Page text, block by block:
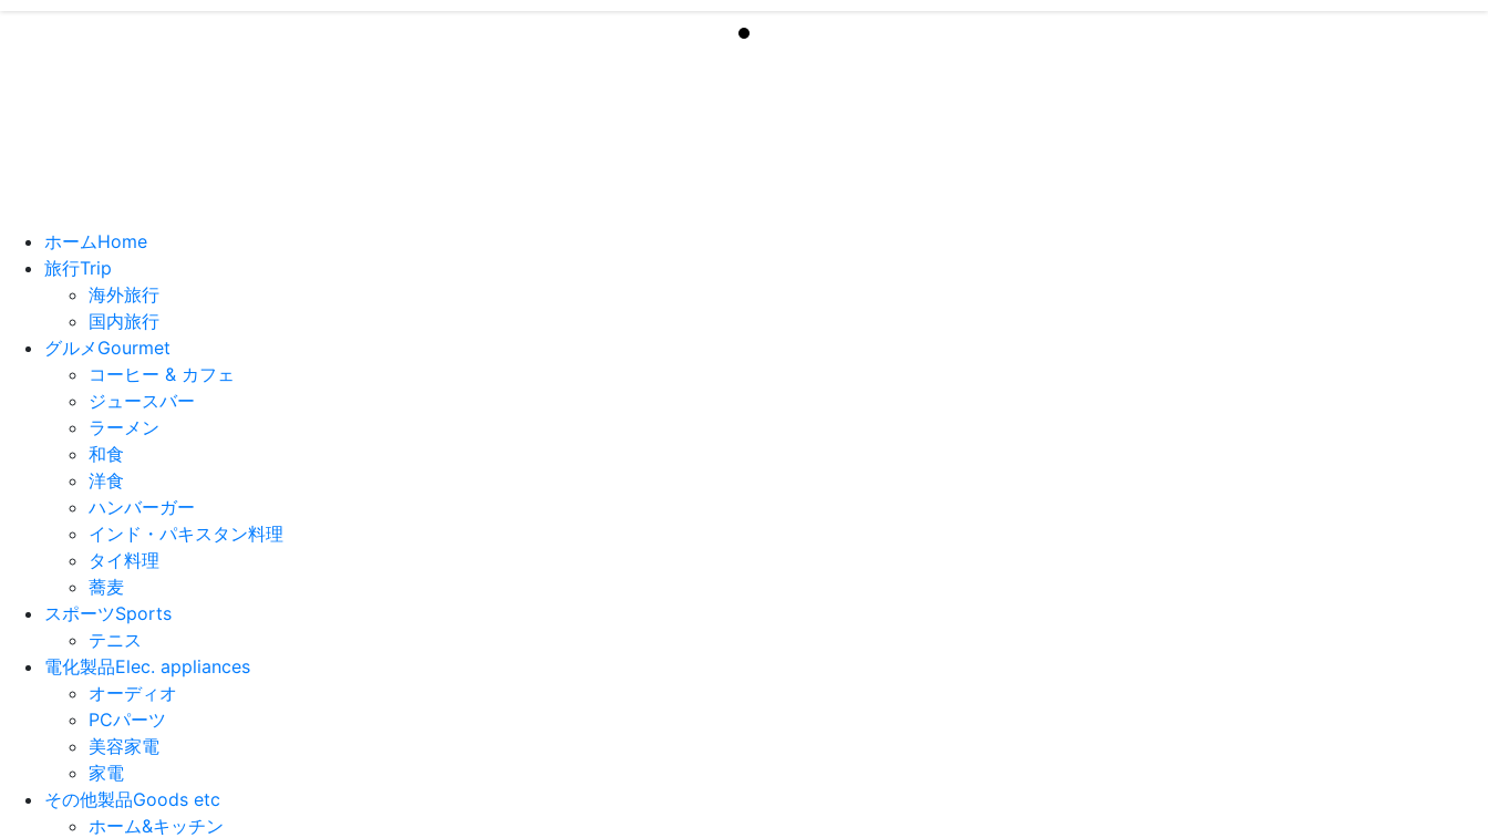
ホームHome
旅行Trip
海外旅行
国内旅行
グルメ Gourmet
コーヒー & カフェ
ジュースバー
ラーメン
和食
洋食
ハンバーガー
インド・パキスタン料理
タイ料理
蕎麦
スポーツSports
テニス
電化製品Elec. appliances
オーディオ
PCパーツ
美容家電
家電
その他製品Goods etc
ホーム&キッチン